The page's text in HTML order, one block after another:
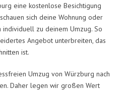
eine kostenlose Besichtigung
sich deine Wohnung oder
zu deinem Umzug. So
Angebot unterbreiten, das
ist.
Umzug von Würzburg nach
Daher legen wir großen Wert